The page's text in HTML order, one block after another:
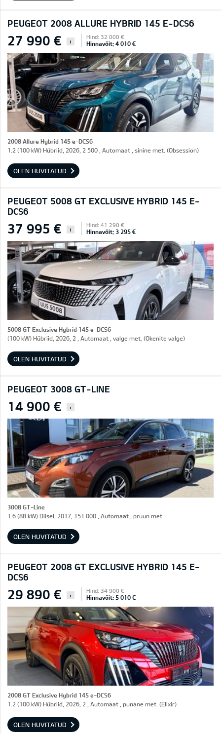
PEUGEOT 2008 ALLURE HYBRID 145 E-DCS6
27 990 € i
Hind: 32 000 €
Hinnavõit: 4 010 €
2008 Allure Hybrid 145 e-DCS6
1.2 (100 kW) Hübriid, 2026, 2 500 , Automaat , sinine met. (Obsession)
OLEN HUVITATUD
PEUGEOT 5008 GT EXCLUSIVE HYBRID 145 E-
DCS6
37 995 € i
Hind: 41 290 €
Hinnavõit: 3 295 €
5008 GT Exclusive Hybrid 145 e-DCS6
(100 kW) Hübriid, 2026, 2 , Automaat , valge met. (Okenite valge)
OLEN HUVITATUD
PEUGEOT 3008 GT-LINE
14 900 € i
3008 GT-Line
1.6 (88 kW) Diisel, 2017, 151 000 , Automaat , pruun met.
OLEN HUVITATUD
PEUGEOT 2008 GT EXCLUSIVE HYBRID 145 E-
DCS6
29 890 € i
Hind: 34 900 €
Hinnavõit: 5 010 €
2008 GT Exclusive Hybrid 145 e-DCS6
1.2 (100 kW) Hübriid, 2026, 2 , Automaat , punane met. (Elixir)
OLEN HUVITATUD